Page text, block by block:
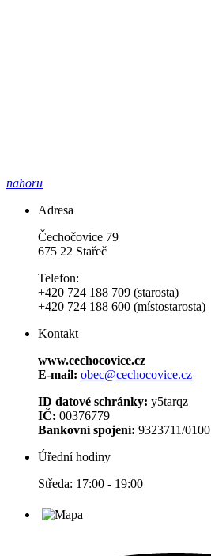
nahoru
Adresa
Čechočovice 79
675 22 Stařeč
Telefon:
+420 724 188 709 (starosta)
+420 724 188 600 (místostarosta)
Kontakt
www.cechocovice.cz
E-mail: obec@cechocovice.cz
ID datové schránky: y5tarqz
IČ: 00376779
Bankovní spojení: 9323711/0100
Úřední hodiny
Středa: 17:00 - 19:00